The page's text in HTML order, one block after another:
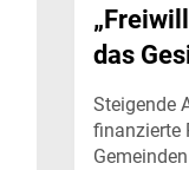
das
Steigende
finanzierte